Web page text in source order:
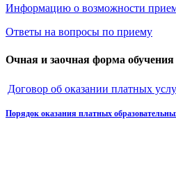
Информацию о возможности
Ответы на вопросы по приему
Очная и заочная форма обучения
Договор об оказании платных
Порядок оказания платных